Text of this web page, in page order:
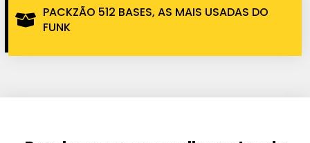
PACKZÃO 512 BASES, AS MAIS USADAS DO
FUNK